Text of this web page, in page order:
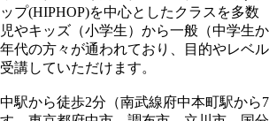
プ(HIPHOP)を中心としたクラスを多数
やキッズ（小学生）から一般（中学生か
代の方々が通われており、目的やレベル
講していただけます。
駅から徒歩2分（南武線府中本町駅から7